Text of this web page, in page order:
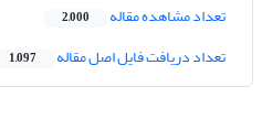
تعداد مشاهده مقاله 2,000
تعداد دریافت فایل اصل مقاله 1,097